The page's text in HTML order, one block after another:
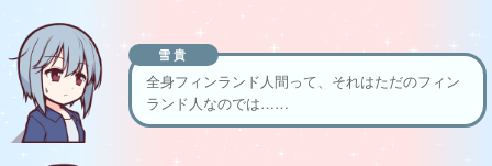
雪貴
全身フィンランド人間って、それはただのフィン
ランド人なのでは……